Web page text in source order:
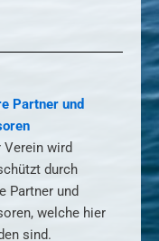
Partner und
Verein wird
durch
Partner und
welche hier
sind.